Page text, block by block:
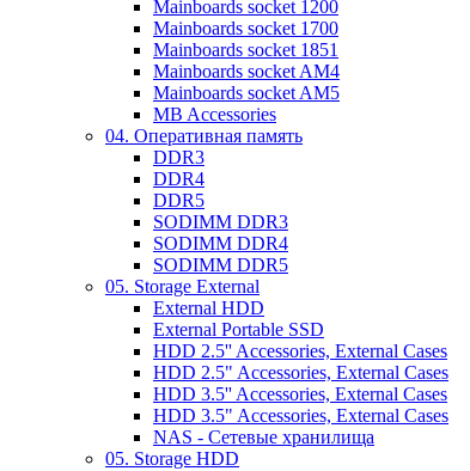
Mainboards socket 1200
Mainboards socket 1700
Mainboards socket 1851
Mainboards socket AM4
Mainboards socket AM5
MB Accessories
04. Оперативная память
DDR3
DDR4
DDR5
SODIMM DDR3
SODIMM DDR4
SODIMM DDR5
05. Storage External
External HDD
External Portable SSD
HDD 2.5'' Accessories, External Cases
HDD 2.5" Accessories, External Cases
HDD 3.5'' Accessories, External Cases
HDD 3.5" Accessories, External Cases
NAS - Сетевые хранилища
05. Storage HDD